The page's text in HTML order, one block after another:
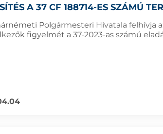
A 37 CF 188714-ES SZÁMÚ
Polgármesteri Hivatala felhívja
figyelmét a 37-2023-as számú